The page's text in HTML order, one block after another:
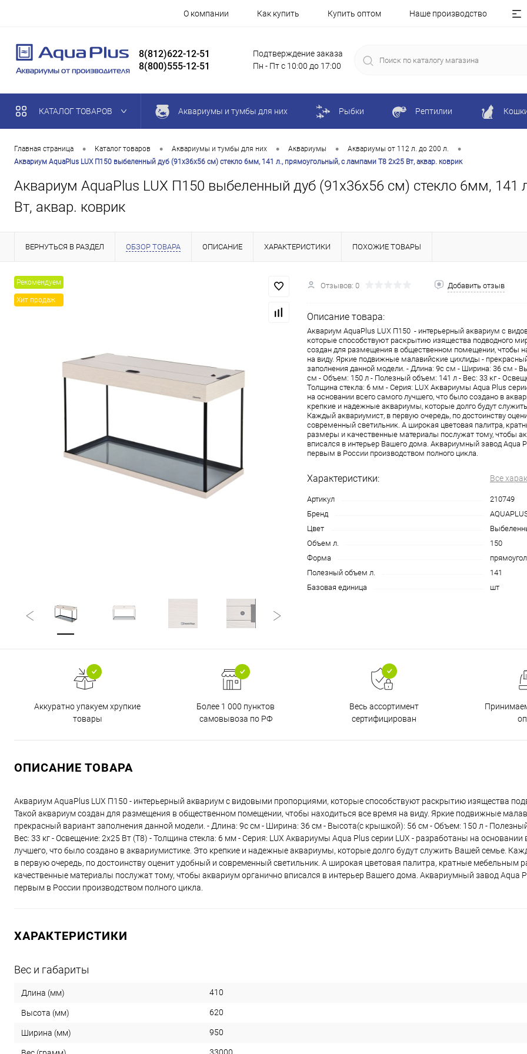
О компании Как купить Купить оптом Наше производство
8(812)622-12-51
8(800)555-12-51
Подтверждение заказа
Пн - Пт с 10:00 до 17:00
КАТАЛОГ ТОВАРОВ Аквариумы и тумбы для них Рыбки Рептилии
Главная страница • Каталог товаров • Аквариумы и тумбы для них • Аквариумы • Аквариумы от 112 л. до 200 л. •
Аквариум AquaPlus LUX П150 выбеленный дуб (91х36х56 см) стекло 6мм, 141 л., прямоугольный, с лампами Т8 2х25 Вт, аквар. коврик
Аквариум AquaPlus LUX П150 выбеленный дуб (91х36х56 см) стекло 6мм,
Вт, аквар. коврик
ВЕРНУТЬСЯ В РАЗДЕЛ ОБЗОР ТОВАРА ОПИСАНИЕ ХАРАКТЕРИСТИКИ ПОХОЖИЕ ТОВАРЫ
Рекомендуем
Хит продаж
Отзывов: 0 Добавить отзыв
Описание товара:
Аквариум AquaPlus LUX П150 - интерьерный аквариум с
которые способствуют раскрытию изящества подводного
создан для размещения в общественном помещении, чтобы
на виду. Яркие подвижные малавийские цихлиды -
заполнения данной модели. - Длина: 9с см - Ширина: 36 см -
см - Объем: 150 л - Полезный объем: 141 л - Вес: 33 кг -
Толщина стекла: 6 мм - Серия: LUX Аквариумы Aqua Plus
на основании всего самого лучшего, что было создано в
крепкие и надежные аквариумы, которые долго будут
Каждый аквариумист, в первую очередь, по достоинству
современный светильник. А широкая цветовая палитра,
размеры и качественные материалы послужат тому, чтобы
вписался в интерьер Вашего дома. Аквариумный завод Aqua
первым в России производством полного цикла.
Характеристики: Все
Артикул
210749
Бренд
Цвет
Объем л.
150
Форма
Полезный объем л.
141
Базовая единица
шт
Аккуратно упакуем хрупкие
товары
Более 1 000 пунктов
самовывоза по РФ
Весь ассортимент
сертифицирован
ОПИСАНИЕ ТОВАРА
Аквариум AquaPlus LUX П150 - интерьерный аквариум с видовыми пропорциями, которые способствуют раскрытию изящества
Такой аквариум создан для размещения в общественном помещении, чтобы находиться все время на виду. Яркие подвижные
прекрасный вариант заполнения данной модели. - Длина: 9с см - Ширина: 36 см - Высота(с крышкой): 56 см - Объем: 150 л -
Вес: 33 кг - Освещение: 2х25 Вт (Т8) - Толщина стекла: 6 мм - Серия: LUX Аквариумы Aqua Plus серии LUX - разработаны на основании
лучшего, что было создано в аквариумистике. Это крепкие и надежные аквариумы, которые долго будут служить Вашей семье.
в первую очередь, по достоинству оценит удобный и современный светильник. А широкая цветовая палитра, кратные мебельным
качественные материалы послужат тому, чтобы аквариум органично вписался в интерьер Вашего дома. Аквариумный завод Aqua
первым в России производством полного цикла.
ХАРАКТЕРИСТИКИ
Вес и габариты
Длина (мм) 410
Высота (мм) 620
Ширина (мм) 950